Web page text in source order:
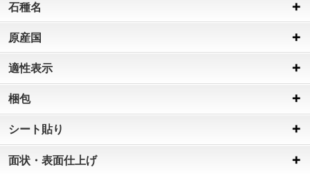
石種名
原産国
適性表示
梱包
シート貼り
面状・表面仕上げ